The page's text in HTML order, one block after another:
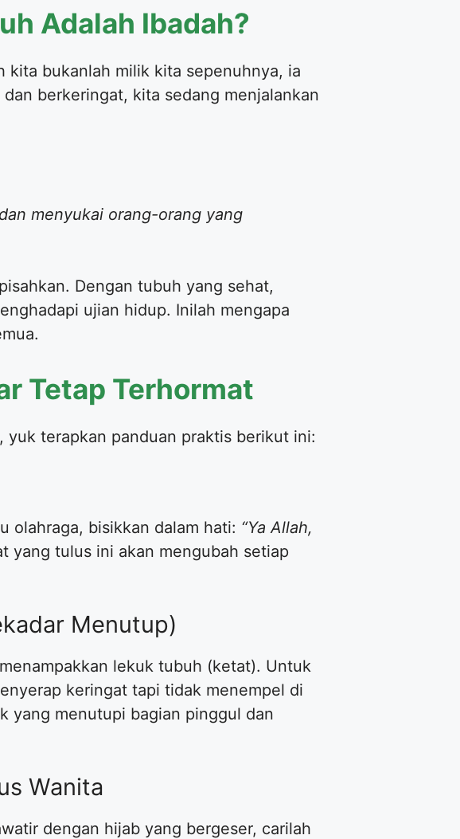
Adalah Ibadah?
kita bukanlah milik kita sepenuhnya, ia
berkeringat, kita sedang menjalankan
menyukai orang-orang yang
Dengan tubuh yang sehat,
ujian hidup. Inilah mengapa
Tetap Terhormat
yuk terapkan panduan praktis berikut ini:
olahraga, bisikkan dalam hati: “Ya Allah,
yang tulus ini akan mengubah setiap
Menutup)
lekuk tubuh (ketat). Untuk
keringat tapi tidak menempel di
yang menutupi bagian pinggul dan
Wanita
dengan hijab yang bergeser, carilah